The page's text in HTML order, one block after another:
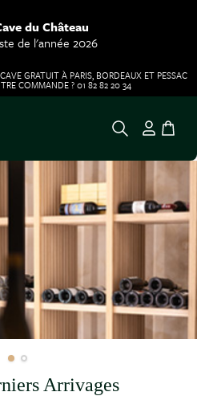
du Château
de l'année 2026
GRATUIT À PARIS, BORDEAUX ET PESSAC
COMMANDE ? 01 82 82 20 34
Arrivages